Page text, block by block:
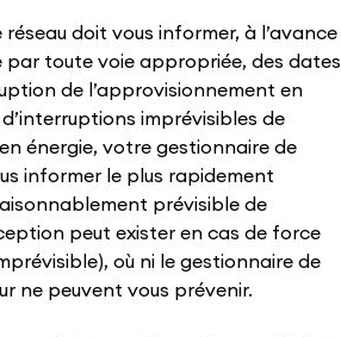
doit vous informer, à l’avance
toute voie appropriée, des dates
de l’approvisionnement en
imprévisibles de
énergie, votre gestionnaire de
informer le plus rapidement
prévisible de
peut exister en cas de force
où ni le gestionnaire de
ne peuvent vous prévenir.